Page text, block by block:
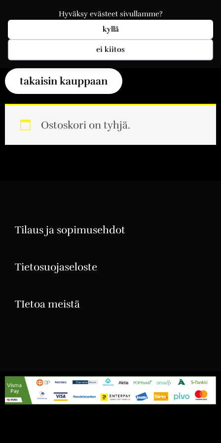
Hyväksy evästeet sivullamme?
kyllä
ei kiitos
Ostoskori on tyhjä.
Tilaus ja sopimusehdot
Tietosuojaseloste
TIetoa meistä